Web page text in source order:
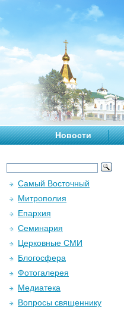
Новости
Самый Восточный
Митрополия
Епархия
Семинария
Церковные СМИ
Блогосфера
Фотогалерея
Медиатека
Вопросы священнику